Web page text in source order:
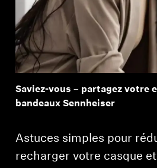
Saviez-vous – partagez votre
bandeaux Sennheiser
Astuces simples pour
recharger votre casque